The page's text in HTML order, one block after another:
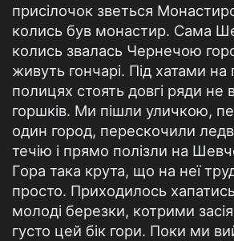
присілочок зветься
колись був монастир. Сама
колись звалась Чернечою
живуть гончарі. Під хатами на
полицях стоять довгі ряди не
горшків. Ми пішли уличкою,
один город, перескочили
течію і прямо полізли на
Гора така крута, що на неї
просто. Приходилось
молоді березки, котрими
густо цей бік гори. Поки ми